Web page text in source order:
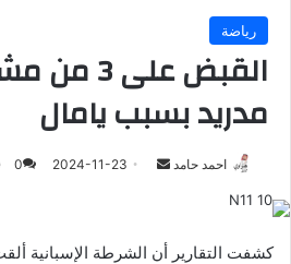
رياضة
القبض
مدريد بسبب يامال
احمد حامد
أرسل 2024-11-23
0